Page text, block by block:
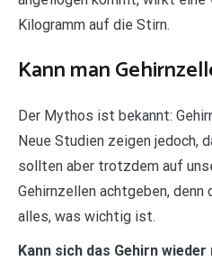
Kilogramm auf die Stirn.
Kann man
Der Mythos ist bekannt:
Neue Studien zeigen jedoch,
sollten aber trotzdem auf
Gehirnzellen achtgeben,
alles, was wichtig ist.
Kann sich das Gehirn